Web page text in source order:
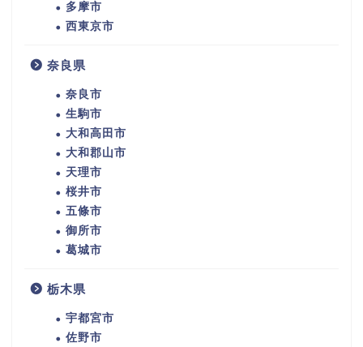
多摩市
西東京市
奈良県
奈良市
生駒市
大和高田市
大和郡山市
天理市
桜井市
五條市
御所市
葛城市
栃木県
宇都宮市
佐野市